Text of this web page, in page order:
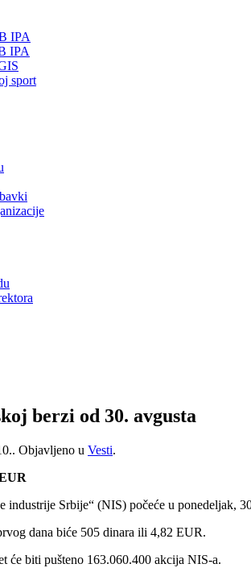
IPA
IPA
sport
berzi od 30. avgusta
. Objavljeno u Vesti.
industrije Srbije“ (NIS) počeće u ponedeljak,
dana biće 505 dinara ili 4,82 EUR.
će biti pušteno 163.060.400 akcija NIS-a.